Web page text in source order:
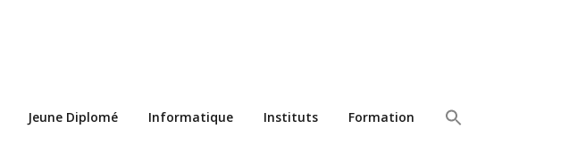
Jeune Diplomé Informatique Instituts Formation